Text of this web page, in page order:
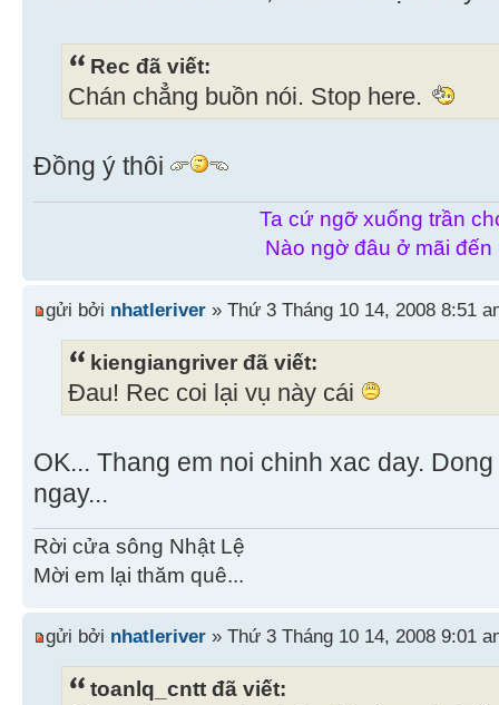
Rec đã viết:
Chán chẳng buồn nói. Stop here.
Đồng ý thôi
Ta cứ ngỡ xuống trần
Nào ngờ đâu ở mãi đến
gửi bởi nhatleriver » Thứ 3 Tháng 10 14, 2008 8:51
kiengiangriver đã viết:
Đau! Rec coi lại vụ này cái
OK... Thang em noi chinh xac day.
ngay...
Rời cửa sông Nhật Lệ
Mời em lại thăm quê...
gửi bởi nhatleriver » Thứ 3 Tháng 10 14, 2008 9:01
toanlq_cntt đã viết: